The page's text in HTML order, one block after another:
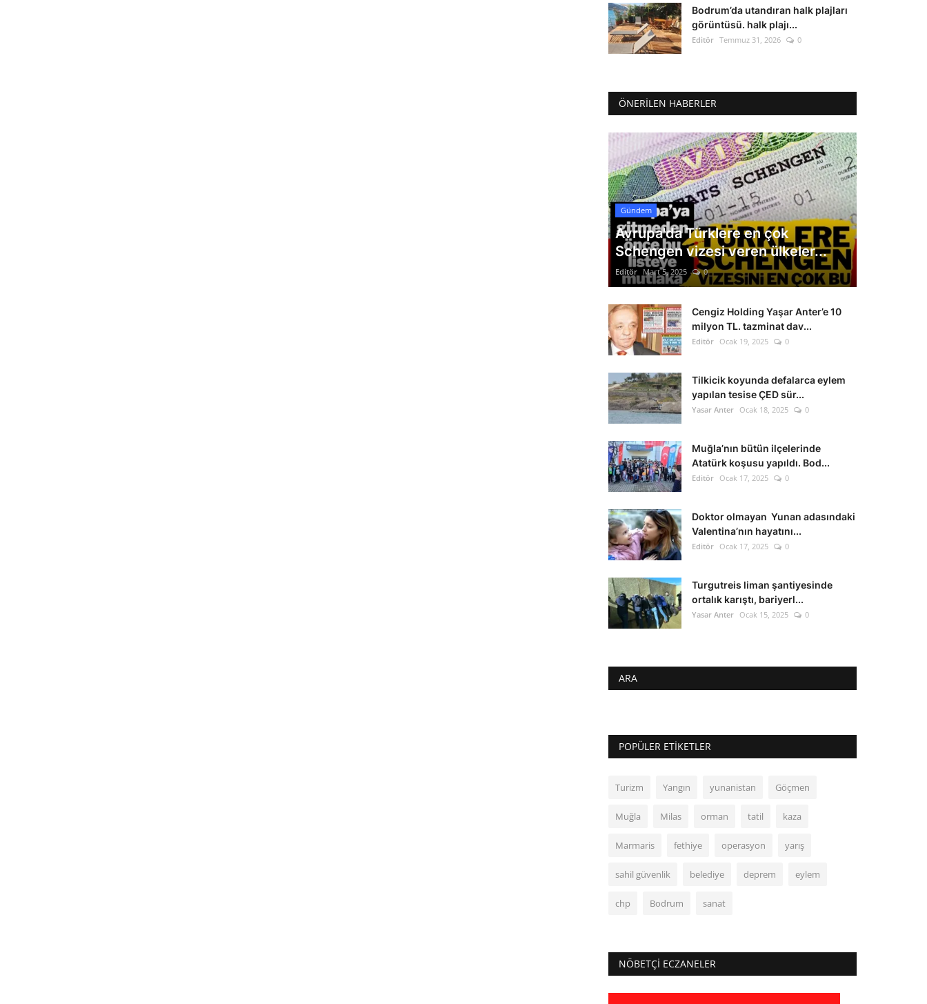
Bodrum’da utandıran halk plajları
görüntüsü. halk plajı...
Editör Temmuz 31, 2026 0
ÖNERILEN HABERLER
Gündem
Avrupa'da Türklere en çok
Schengen vizesi veren ülkeler...
Editör Mart 5, 2025 0
Cengiz Holding Yaşar Anter’e 10
milyon TL. tazminat dav...
Editör Ocak 19, 2025 0
Tilkicik koyunda defalarca eylem
yapılan tesise ÇED sür...
Yasar Anter Ocak 18, 2025 0
Muğla’nın bütün ilçelerinde
Atatürk koşusu yapıldı. Bod...
Editör Ocak 17, 2025 0
Doktor olmayan Yunan adasındaki
Valentina’nın hayatını...
Editör Ocak 17, 2025 0
Turgutreis liman şantiyesinde
ortalık karıştı, bariyerl...
Yasar Anter Ocak 15, 2025 0
ARA
POPÜLER ETIKETLER
Turizm Yangın yunanistan Göçmen
Muğla Milas orman tatil kaza
Marmaris fethiye operasyon yarış
sahil güvenlik belediye deprem eylem
chp Bodrum sanat
NÖBETÇI ECZANELER